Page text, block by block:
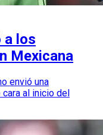
a los
Mexicana
envió una
al inicio del